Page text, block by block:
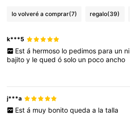
lo volveré a comprar(7) regalo(39)
k***5
Est á hermoso lo pedimos para un ni
bajitoy lequedósolo un pocoancho
j***a
Est á muy bonito queda a la talla